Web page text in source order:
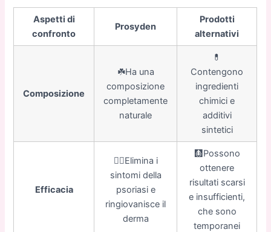
Aspetti di
confronto
Prosyden
Prodotti
alternativi
Composizione
☘️Ha una
composizione
completamente
naturale
💊
Contengono
ingredienti
chimici e
additivi
sintetici
Efficacia
👍🏼Elimina i
sintomi della
psoriasi e
ringiovanisce il
derma
🩻Possono
ottenere
risultati scarsi
e insufficienti,
che sono
temporanei